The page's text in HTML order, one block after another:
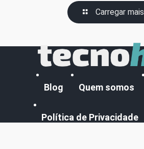
Carregar mais
Blog Quem somos
Política de Privacidade